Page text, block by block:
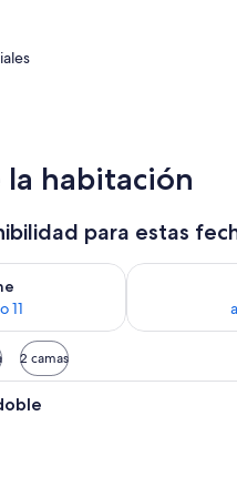
la habitación
para estas
11
para esta noche, ago 10 -
Consulta la
2 camas
Habitación de hotel con una